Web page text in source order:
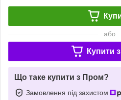
або
Купити з
Що таке купити з Пром?
Замовлення під захистом